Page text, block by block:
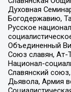
Духовная
Богодержавию,
Русское
Объединенный
Союз славян, Ат-
Национал-
Славянский
Дьявола, Армия